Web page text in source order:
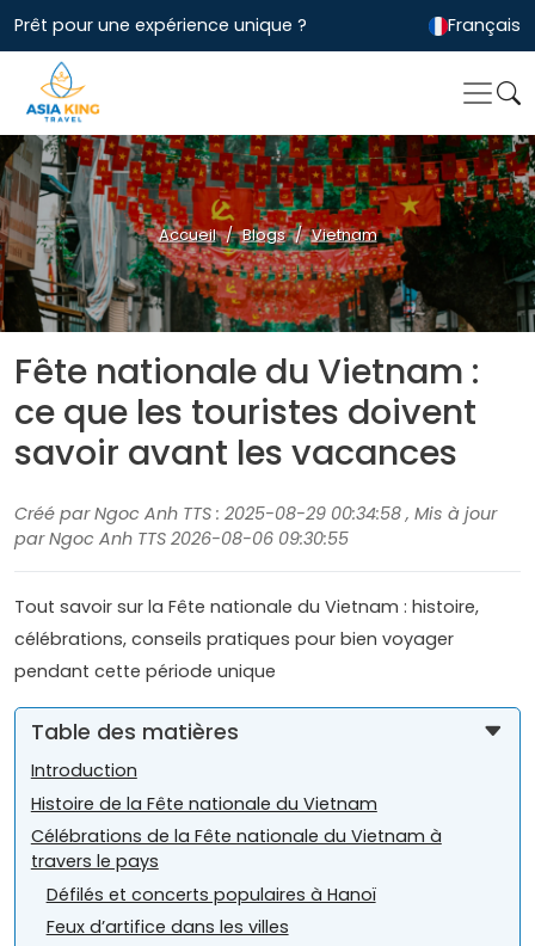
Prêt pour une expérience unique ? Français
Accueil Blogs Vietnam
Fête nationale du Vietnam :
ce que les touristes doivent
savoir avant les vacances
Créé par Ngoc Anh TTS : 2025-08-29 00:34:58 , Mis à jour
par Ngoc Anh TTS 2026-08-06 09:30:55
Tout savoir sur la Fête nationale du Vietnam : histoire,
célébrations, conseils pratiques pour bien voyager
pendant cette période unique
Table des matières
Introduction
Histoire de la Fête nationale du Vietnam
Célébrations de la Fête nationale du Vietnam à
travers le pays
Défilés et concerts populaires à Hanoï
Feux d’artifice dans les villes